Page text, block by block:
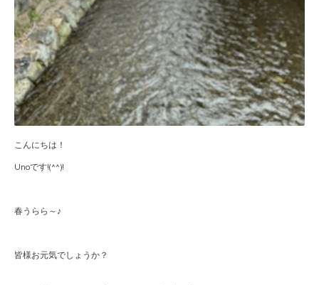
こんにちは！
Unoです!(^^)!
春うらら～♪
皆様お元気でしょうか？